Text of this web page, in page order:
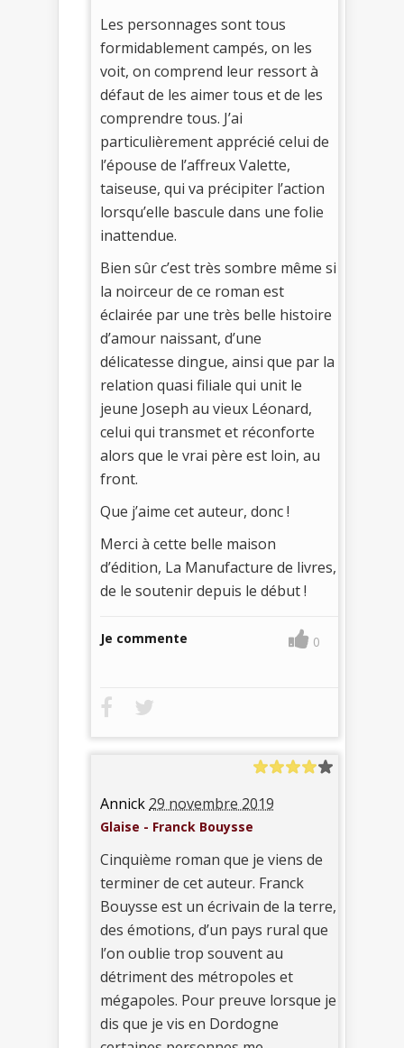
Les personnages sont tous
formidablement campés, on les
voit, on comprend leur ressort à
défaut de les aimer tous et de les
comprendre tous. J’ai
particulièrement apprécié celui de
l’épouse de l’affreux Valette,
taiseuse, qui va précipiter l’action
lorsqu’elle bascule dans une folie
inattendue.
Bien sûr c’est très sombre même si
la noirceur de ce roman est
éclairée par une très belle histoire
d’amour naissant, d’une
délicatesse dingue, ainsi que par la
relation quasi filiale qui unit le
jeune Joseph au vieux Léonard,
celui qui transmet et réconforte
alors que le vrai père est loin, au
front.
Que j’aime cet auteur, donc !
Merci à cette belle maison
d’édition, La Manufacture de livres,
de le soutenir depuis le début !
Je commente 0
Annick 29 novembre 2019
Glaise - Franck Bouysse
Cinquième roman que je viens de
terminer de cet auteur. Franck
Bouysse est un écrivain de la terre,
des émotions, d’un pays rural que
l’on oublie trop souvent au
détriment des métropoles et
mégapoles. Pour preuve lorsque je
dis que je vis en Dordogne